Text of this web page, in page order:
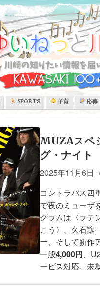
SPORTS 子育 応募
MUZAスペ
グ・ナイト
2025年11月6日
コントラバス四
で夜のミューザ
グラムは〈ラテ
こう〉、久石譲
ー、そして新作
一般4,000円、
ービス対応。未